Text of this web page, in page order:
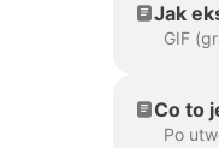
Jak
Co to